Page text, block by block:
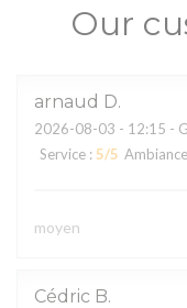
Our
arnaud D
2026-08-03 - 12:15 -
Service : 5/5 Ambiance
moyen
Cédric B